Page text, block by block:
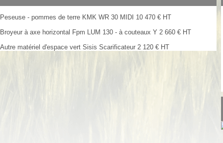
Peseuse - pommes de terre KMK WR 30 MIDI 10 470 € HT
Broyeur à axe horizontal Fpm LUM 130 - à couteaux Y 2 660 € HT
Autre matériel d'espace vert Sisis Scarificateur 2 120 € HT